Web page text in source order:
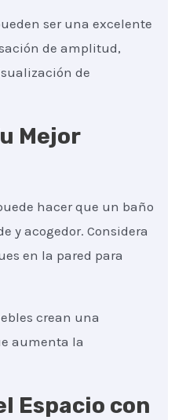
ser una excelente
de amplitud,
de
Mejor
hacer que un baño
y acogedor. Considera
en la pared para
crean una
aumenta la
Espacio con